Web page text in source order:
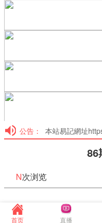
公告： 本站易記網址
86
N次浏览
86期-梅花报
首页 直播